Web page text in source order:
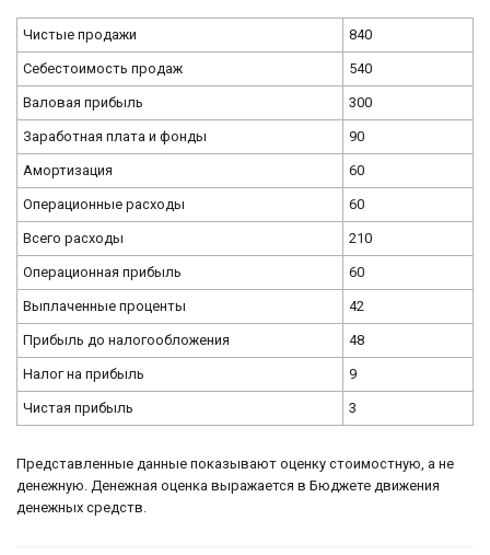
Чистые продажи 840
Себестоимость продаж 540
Валовая прибыль 300
Заработная плата и фонды 90
Амортизация 60
Операционные расходы 60
Всего расходы 210
Операционная прибыль 60
Выплаченные проценты 42
Прибыль до налогообложения 48
Налог на прибыль 9
Чистая прибыль 3
Представленные данные показывают оценку стоимостную, а не
денежную. Денежная оценка выражается в Бюджете движения
денежных средств.